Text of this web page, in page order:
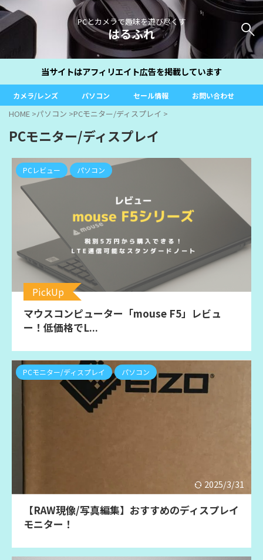
PCとカメラで趣味を遊び尽くす
はるふれ
当サイトはアフィリエイト広告を掲載しています
カメラ/レンズ パソコン セール情報 お問い合わせ
HOME >パソコン >PCモニター/ディスプレイ >
PCモニター/ディスプレイ
PCレビュー パソコン
PickUp
マウスコンピューター「mouse F5」レビュ
ー！低価格でL...
2025/3/31
PCモニター/ディスプレイ パソコン
【RAW現像/写真編集】おすすめのディスプレイ
モニター！